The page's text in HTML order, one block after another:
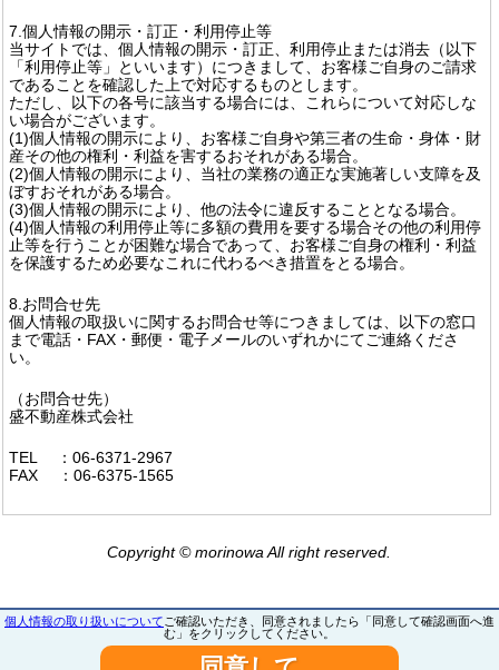
7.個人情報の開示・訂正・利用停止等
当サイトでは、個人情報の開示・訂正、利用停止または消去（以下
「利用停止等」といいます）につきまして、お客様ご自身のご請求
であることを確認した上で対応するものとします。
ただし、以下の各号に該当する場合には、これらについて対応しな
い場合がございます。
(1)個人情報の開示により、お客様ご自身や第三者の生命・身体・財
産その他の権利・利益を害するおそれがある場合。
(2)個人情報の開示により、当社の業務の適正な実施著しい支障を及
ぼすおそれがある場合。
(3)個人情報の開示により、他の法令に違反することとなる場合。
(4)個人情報の利用停止等に多額の費用を要する場合その他の利用停
止等を行うことが困難な場合であって、お客様ご自身の権利・利益
を保護するため必要なこれに代わるべき措置をとる場合。
8.お問合せ先
個人情報の取扱いに関するお問合せ等につきましては、以下の窓口
まで電話・FAX・郵便・電子メールのいずれかにてご連絡くださ
い。
（お問合せ先）
盛不動産株式会社
TEL ：06-6371-2967
FAX ：06-6375-1565
Copyright © morinowa All right reserved.
個人情報の取り扱いについて ご確認いただき、同意されましたら「同意して確認画面へ進
む」をクリックしてください。